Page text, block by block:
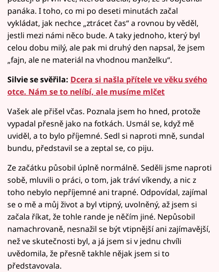
panáka. I toho, co mi po deseti minutách začal
vykládat, jak nechce „ztrácet čas“ a rovnou by věděl,
jestli mezi námi něco bude. A taky jednoho, který byl
celou dobu milý, ale pak mi druhý den napsal, že jsem
„fajn, ale ne materiál na vhodnou manželku“.
Silvie se svěřila: Dcera si našla přítele ve věku svého
otce. Nám se to nelíbí, ale musíme mlčet
Vašek ale přišel včas. Poznala jsem ho hned, protože
vypadal přesně jako na fotkách. Usmál se, když mě
uviděl, a to bylo příjemné. Sedl si naproti mně, sundal
bundu, představil se a zeptal se, co piju.
Ze začátku působil úplně normálně. Seděli jsme naproti
sobě, mluvili o práci, o tom, jak tráví víkendy, a nic z
toho nebylo nepříjemné ani trapné. Odpovídal, zajímal
se o mě a můj život a byl vtipný, uvolněný, až jsem si
začala říkat, že tohle rande je něčím jiné. Nepůsobil
namachrovaně, nesnažil se být vtipnější ani zajímavější,
než ve skutečnosti byl, a já jsem si v jednu chvíli
uvědomila, že přesně takhle nějak jsem si to
představovala.